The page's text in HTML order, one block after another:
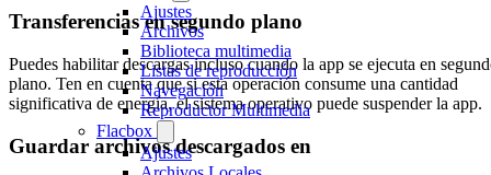
Ajustes
Archivos
Biblioteca multimedia
Listas de reproducción
Navegación
Reproductor Multimedia
Flacbox
Ajustes
Transferencias en segundo plano
Puedes habilitar descargas incluso cuando la app se ejecuta en
plano. Ten en cuenta que si esta operación consume una cantidad
significativa de energía, el sistema operativo puede suspender la app.
Guardar archivos descargados en